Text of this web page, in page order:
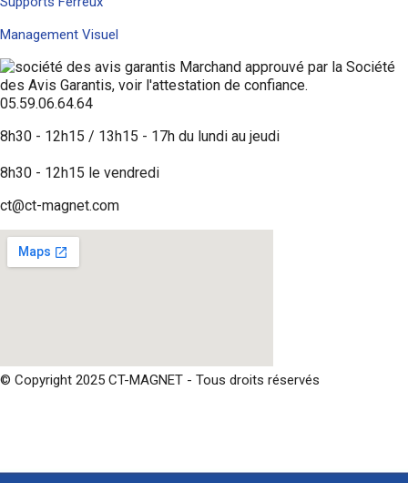
Management Visuel
Marchand approuvé par la Société
des Avis Garantis, voir l'attestation de confiance.
05.59.06.64.64
8h30 - 12h15 / 13h15 - 17h du lundi au jeudi
8h30 - 12h15 le vendredi
ct@ct-magnet.com
© Copyright 2025 CT-MAGNET - Tous droits réservés